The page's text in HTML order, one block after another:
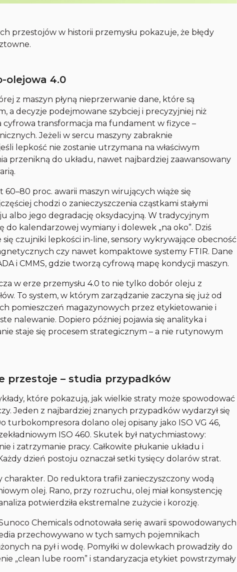
przestojów w historii przemysłu pokazuje, że błędy
olejowa 4.0
z maszyn płyną nieprzerwanie dane, które są
a decyzje podejmowane szybciej i precyzyjniej niż
cyfrowa transformacja ma fundament w fizyce –
Jeżeli w sercu maszyny zabraknie
lepkość nie zostanie utrzymana na właściwym
przenikną do układu, nawet najbardziej zaawansowany
proc. awarii maszyn wirujących wiąże się
chodzi o zanieczyszczenia cząstkami stałymi
albo jego degradację oksydacyjną. W tradycyjnym
do kalendarzowej wymiany i dolewek „na oko”. Dziś
czujniki lepkości in-line, sensory wykrywające obecność
czy nawet kompaktowe systemy FTIR. Dane
i CMMS, gdzie tworzą cyfrową mapę kondycji maszyn.
w erze przemysłu 4.0 to nie tylko dobór oleju z
To system, w którym zarządzanie zaczyna się już od
pomieszczeń magazynowych przez etykietowanie i
nalewanie. Dopiero później pojawia się analityka i
staje się procesem strategicznym – a nie rutynowym
przestoje – studia przypadków
które pokazują, jak wielkie straty może spowodować
Jeden z najbardziej znanych przypadków wydarzył się
turbokompresora dolano olej opisany jako ISO VG 46,
ISO 460. Skutek był natychmiastowy:
i zatrzymanie pracy. Całkowite płukanie układu i
dzień postoju oznaczał setki tysięcy dolarów strat.
charakter. Do reduktora trafił zanieczyszczony wodą
olej. Rano, przy rozruchu, olej miał konsystencję
potwierdziła ekstremalne zużycie i korozję.
Chemicals odnotowała serię awarii spowodowanych
przechowywano w tych samych pojemnikach
na pył i wodę. Pomyłki w dolewkach prowadziły do
„clean lube room” i standaryzacja etykiet powstrzymały